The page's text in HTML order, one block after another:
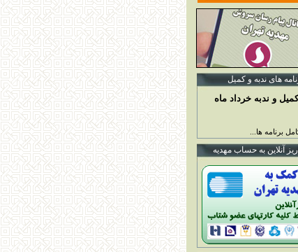
های ندبه و کمیل
و ندبه خرداد ماه
برنامه ها...
آنلاين به حساب مهديه